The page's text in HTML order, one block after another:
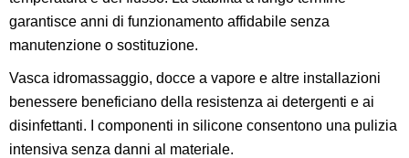
garantisce anni di funzionamento affidabile senza
manutenzione o sostituzione.
Vasca idromassaggio, docce a vapore e altre installazioni
benessere beneficiano della resistenza ai detergenti e ai
disinfettanti. I componenti in silicone consentono una pulizia
intensiva senza danni al materiale.